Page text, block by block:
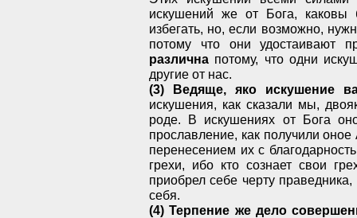
искушений же от Бога,
избегать, но, если возможно,
потому что они удостаивают
различна потому, что одни
другие от нас.
(3) Ведяще, яко искушение
искушения, как сказали мы,
роде. В искушениях от Бога
прославление, как получили
перенесением их с
грехи, ибо кто сознает свои
приобрел себе черту
себя.
(4) Терпение же дело